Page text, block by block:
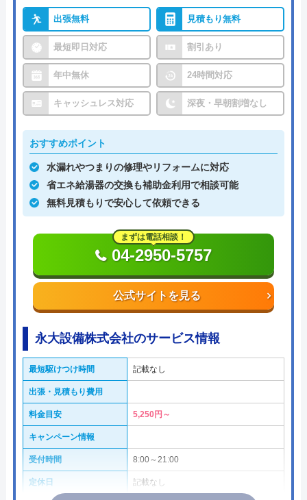
出張無料 見積もり無料
最短即日対応 割引あり
年中無休 24時間対応
キャッシュレス対応 深夜・早朝割増なし
おすすめポイント
水漏れやつまりの修理やリフォームに対応
省エネ給湯器の交換も補助金利用で相談可能
無料見積もりで安心して依頼できる
公式サイトを見る
まずは電話相談！
04-2950-5757
永大設備株式会社のサービス情報
最短駆けつけ時間 記載なし
出張・見積もり費用
料金目安 5,250円～
キャンペーン情報
受付時間 8:00～21:00
定休日 記載なし